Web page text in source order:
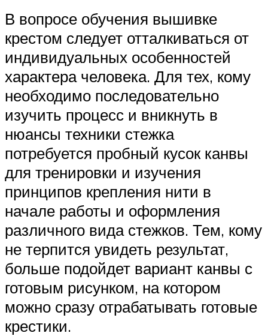
В вопросе обучения вышивке
крестом следует отталкиваться от
индивидуальных особенностей
характера человека. Для тех, кому
необходимо последовательно
изучить процесс и вникнуть в
нюансы техники стежка
потребуется пробный кусок канвы
для тренировки и изучения
принципов крепления нити в
начале работы и оформления
различного вида стежков. Тем, кому
не терпится увидеть результат,
больше подойдет вариант канвы с
готовым рисунком, на котором
можно сразу отрабатывать готовые
крестики.